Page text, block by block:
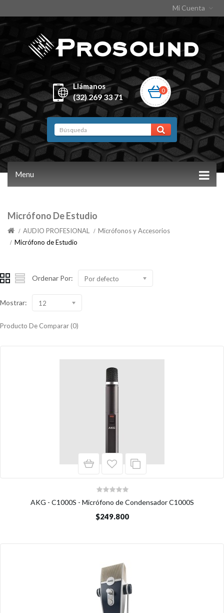
Mi Cuenta
Llámanos
(32) 269 33 71
0
Menu
Micrófono De Estudio
AUDIO PROFESIONAL
Micrófonos y Accesorios
Micrófono de Estudio
Ordenar Por: Por defecto
Mostrar: 12
Producto De Comparar (0)
AKG - C1000S - Micrófono de Condensador C1000S
$249.800